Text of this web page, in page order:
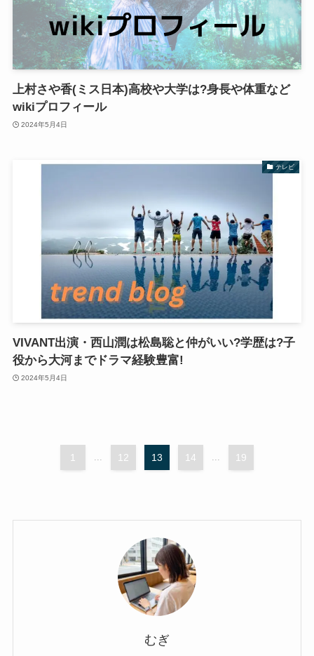
上村さや香(ミス日本)高校や大学は?身長や体重など
wikiプロフィール
2024年5月4日
テレビ
VIVANT出演・西山潤は松島聡と仲がいい?学歴は?子
役から大河までドラマ経験豊富!
2024年5月4日
1 ... 12 13 14 ... 19
むぎ